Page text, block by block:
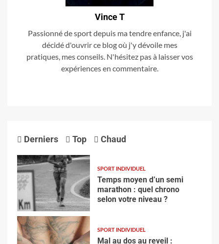
Vince T
Passionné de sport depuis ma tendre enfance, j'ai
décidé d'ouvrir ce blog où j'y dévoile mes
pratiques, mes conseils. N'hésitez pas à laisser vos
expériences en commentaire.
Derniers Top Chaud
SPORT INDIVIDUEL
Temps moyen d’un semi
marathon : quel chrono
selon votre niveau ?
SPORT INDIVIDUEL
Mal au dos au reveil :